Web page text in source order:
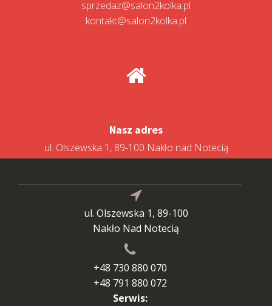
sprzedaz@salon2kolka.pl
kontakt@salon2kolka.pl
Nasz adres
ul. Olszewska 1, 89-100 Nakło nad Notecią
ul. Olszewska 1, 89-100
Nakło Nad Notecią
+48 730 880 070
+48 791 880 072
Serwis: